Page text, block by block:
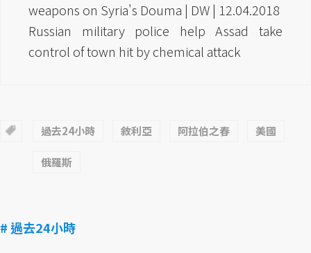
weapons on Syria's Douma | DW | 12.04.2018
Russian military police help Assad take
control of town hit by chemical attack
過去24小時 敘利亞 阿拉伯之春 美國
俄羅斯
# 過去24小時